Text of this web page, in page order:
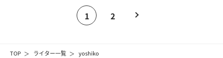
TOP ライター一覧 yoshiko
1 2